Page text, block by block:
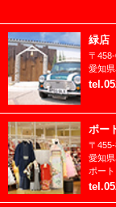
2023年12月
2023年11月
2023年10月
2023年9月
2023年8月
2023年7月
ハロウィン
ファミリーフォト
ブライダル
フレッシュマン成長日
ベビー
マタニティ
緑店
〒
愛知県
tel .
ポー
〒
愛知県
ポー
tel .